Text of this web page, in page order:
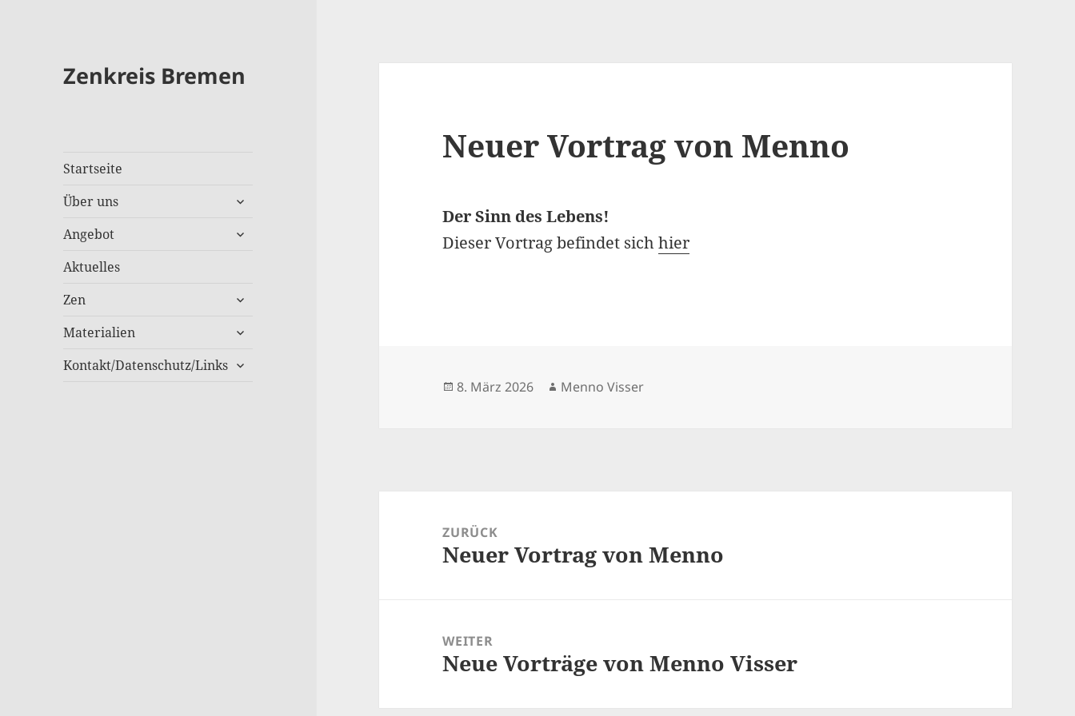
Zenkreis Bremen
Startseite
Über uns
untermenü
Angebot
untermenü
Aktuelles
Zen
untermenü
Materialien
untermenü
Kontakt/Datenschutz/Linksuntermenü
Neuer Vortrag von Menno
Der Sinn des Lebens!
Dieser Vortrag befindet sichhier
Veröffentlicht
8. März 2026 Autor
Menno Visser
ZURÜCK
Vorheriger
Neuer Vortrag von Menno
WEITER
Nächster
Neue Vorträge von Menno Visser